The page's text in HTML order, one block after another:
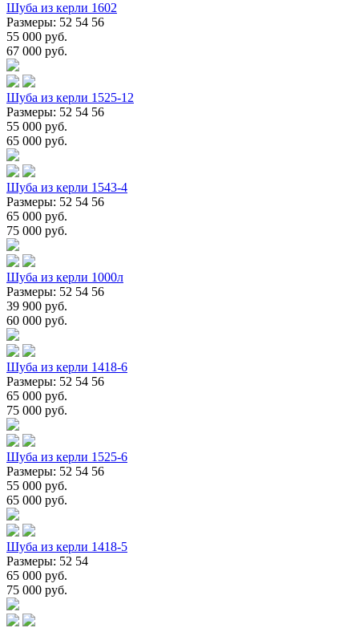
Шуба из керли 1602
Размеры: 52 54 56
55 000 руб.
67 000 руб.
Шуба из керли 1525-12
Размеры: 52 54 56
55 000 руб.
65 000 руб.
Шуба из керли 1543-4
Размеры: 52 54 56
65 000 руб.
75 000 руб.
Шуба из керли 1000л
Размеры: 52 54 56
39 900 руб.
60 000 руб.
Шуба из керли 1418-6
Размеры: 52 54 56
65 000 руб.
75 000 руб.
Шуба из керли 1525-6
Размеры: 52 54 56
55 000 руб.
65 000 руб.
Шуба из керли 1418-5
Размеры: 52 54
65 000 руб.
75 000 руб.